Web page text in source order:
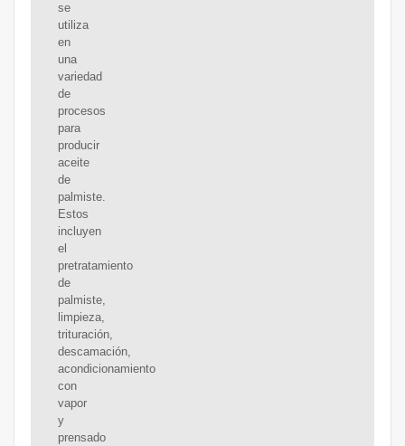
se
utiliza
en
una
variedad
de
procesos
para
producir
aceite
de
palmiste.
Estos
incluyen
el
pretratamiento
de
palmiste,
limpieza,
trituración,
descamación,
acondicionamiento
con
vapor
y
prensado